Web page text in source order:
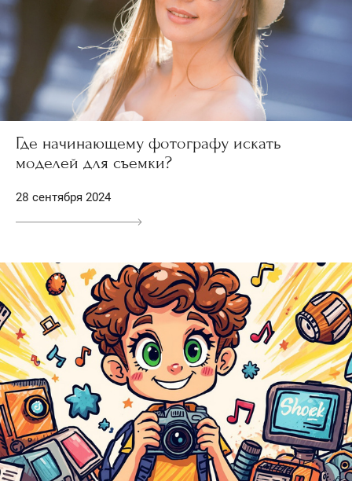
Где начинающему фотографу искать
моделей для съемки?
28 сентября 2024